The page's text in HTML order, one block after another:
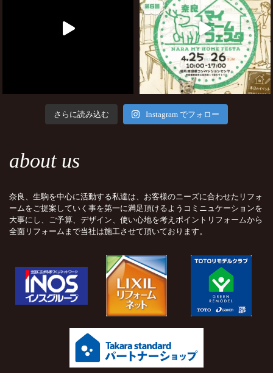
さらに読み込む Instagram でフォロー
about us
奈良、生駒を中心に活動する私達は、お客様のニーズに合わせたリフォ
ームをご提案していく事を第一に満足頂けるようコミニュケーションを
大事にし、ご予算、デザイン、使い心地を考えポイントリフォームから
全面リフォームまで当社は施工させて頂いております。